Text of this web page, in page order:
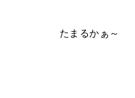
たまるかぁ～